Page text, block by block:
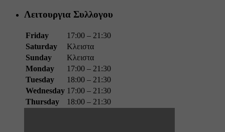
Λειτουργια Συλλογου
Friday
17:00 – 21:30
Saturday
Κλειστα
Sunday
Κλειστα
Monday
17:00 – 21:30
Tuesday
18:00 – 21:30
Wednesday 17:00 – 21:30
Thursday
18:00 – 21:30